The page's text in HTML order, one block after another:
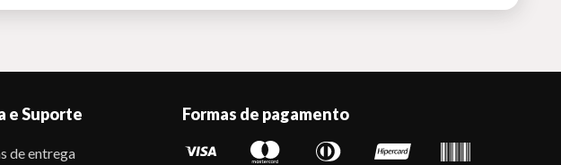
e Suporte
de entrega
Formas de pagamento